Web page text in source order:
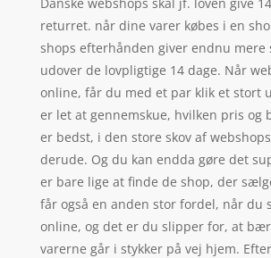
returret. når dine varer købes i en
shops efterhånden giver endnu mere
udover de lovpligtige 14 dage. Når
online, får du med et par klik et stort
er let at gennemskue, hvilken pris og
er bedst, i den store skov af
derude. Og du kan endda gøre det
er bare lige at finde de shop, der
får også en anden stor fordel, når du
online, og det er du slipper for, at
varerne går i stykker på vej hjem.